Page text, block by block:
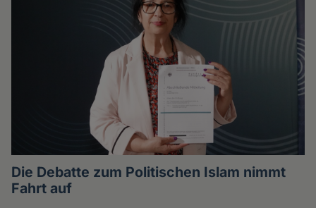
Die Debatte zum Politischen Islam nimmt
Fahrt auf